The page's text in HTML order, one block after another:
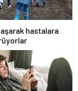
hastalara